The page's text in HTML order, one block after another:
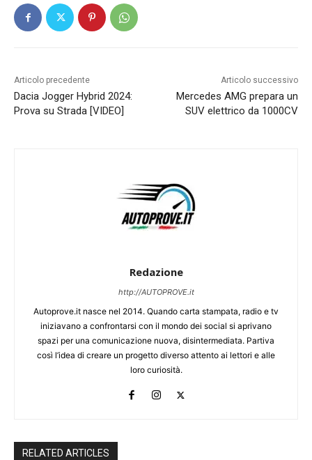
Articolo precedente
Dacia Jogger Hybrid 2024:
Prova su Strada [VIDEO]
Articolo successivo
Mercedes AMG prepara un
SUV elettrico da 1000CV
Redazione
http://AUTOPROVE.it
Autoprove.it nasce nel 2014. Quando carta stampata, radio e tv
iniziavano a confrontarsi con il mondo dei social si aprivano
spazi per una comunicazione nuova, disintermediata. Partiva
così l’idea di creare un progetto diverso attento ai lettori e alle
loro curiosità.
RELATED ARTICLES